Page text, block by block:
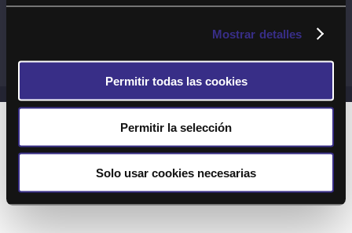
Mostrar detalles
Permitir todas las cookies
Permitir la selección
Solo usar cookies necesarias
Términos y Cond. Generales de uso del Servicio
Preguntas Frecuentes